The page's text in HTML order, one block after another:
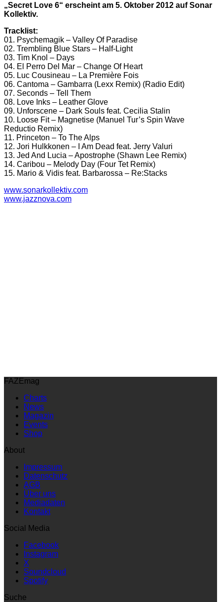
„Secret Love 6“ erscheint am 5. Oktober 2012 auf Sonar
Kollektiv.
Tracklist:
01. Psychemagik – Valley Of Paradise
02. Trembling Blue Stars – Half-Light
03. Tim Knol – Days
04. El Perro Del Mar – Change Of Heart
05. Luc Cousineau – La Première Fois
06. Cantoma – Gambarra (Lexx Remix) (Radio Edit)
07. Seconds – Tell Them
08. Love Inks – Leather Glove
09. Unforscene – Dark Souls feat. Cecilia Stalin
10. Loose Fit – Magnetise (Manuel Tur’s Spin Wave
Reductio Remix)
11. Princeton – To The Alps
12. Jori Hulkkonen – I Am Dead feat. Jerry Valuri
13. Jed And Lucia – Apostrophe (Shawn Lee Remix)
14. Caribou – Melody Day (Four Tet Remix)
15. Mario & Vidis feat. Barbarossa – Re:Stacks
www.sonarkollektiv.com
www.jazznova.com
FAZEmag
Charts
News
Magazin
Events
Shop
About
Impressum
Datenschutz
AGB
Über uns
Mediadaten
Kontakt
Social Media
Facebook
Instagram
X
Soundcloud
Spotify
Suche